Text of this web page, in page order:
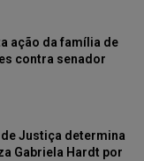
ação da família de
contra senador
Justiça determina
Gabriela Hardt por